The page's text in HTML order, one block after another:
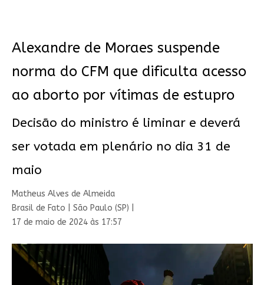
Alexandre de Moraes suspende
norma do CFM que dificulta acesso
ao aborto por vítimas de estupro
Decisão do ministro é liminar e deverá
ser votada em plenário no dia 31 de
maio
Matheus Alves de Almeida
Brasil de Fato | São Paulo (SP) |
17 de maio de 2024 às 17:57